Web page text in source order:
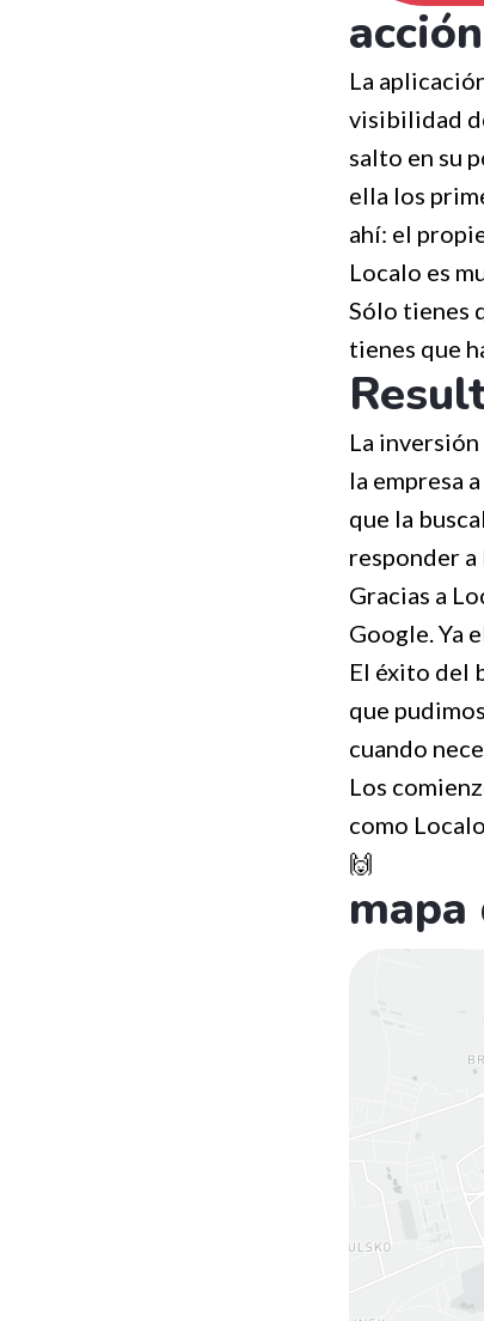
acción
La
visibilidad
salto en su
ella los
ahí: el
Localo es
Sólo tienes
tienes que
La
la empresa
que la
responder a
Gracias a
Google. Ya
El éxito del
que
cuando
Los
como
🙌